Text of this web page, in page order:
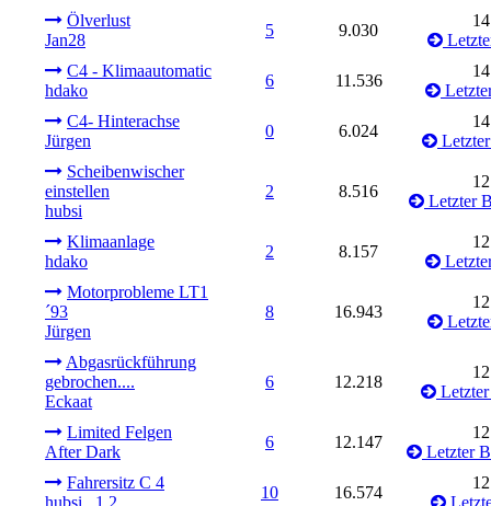
Ölverlust
Jan28
5 9.030
C4 - Klimaautomatic
hdako
6 11.536
C4- Hinterachse
Jürgen
0 6.024
Scheibenwischer
einstellen
hubsi
2 8.516
Letzter
Klimaanlage
hdako
2 8.157
Motorprobleme LT1
´93
Jürgen
8 16.943
Abgasrückführung
gebrochen....
Eckaat
6 12.218
Limited Felgen
After Dark
6 12.147
Letzter
Fahrersitz C 4
hubsi
1 2
10 16.574